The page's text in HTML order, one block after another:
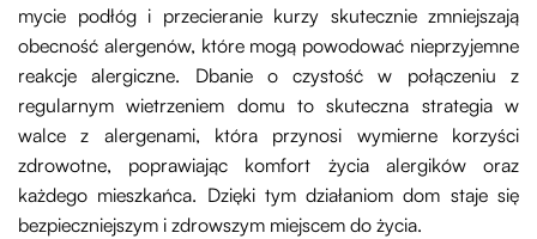
mycie podłóg i przecieranie kurzy skutecznie zmniejszają
obecność alergenów, które mogą powodować nieprzyjemne
reakcje alergiczne. Dbanie o czystość w połączeniu z
regularnym wietrzeniem domu to skuteczna strategia w
walce z alergenami, która przynosi wymierne korzyści
zdrowotne, poprawiając komfort życia alergików oraz
każdego mieszkańca. Dzięki tym działaniom dom staje się
bezpieczniejszym i zdrowszym miejscem do życia.